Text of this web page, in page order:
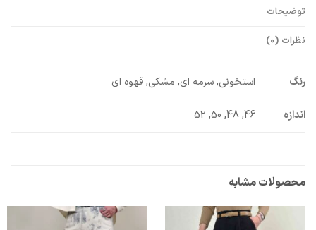
توضیحات
نظرات (0)
رنگ استخونی, سرمه ای, مشکی, قهوه ای
اندازه 46, 48, 50, 52
محصولات مشابه